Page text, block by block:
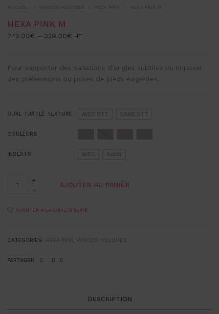
WOODS VOLUMES HEXA PINK HEXA PINK M
HEXA PINK M
242.00€ – 339.00€ HT
Pour supporter des variations d’angles subtiles ou imposer
des préhensions ou poses de pieds éxigentes.
DUAL TURTLE TEXTURE
COULEURS
INSERTS
AJOUTER AU PANIER
AJOUTER À LA LISTE D'ENVIE
CATEGORIES: HEXA PINK , WOODS VOLUMES
PARTAGER:
DESCRIPTION